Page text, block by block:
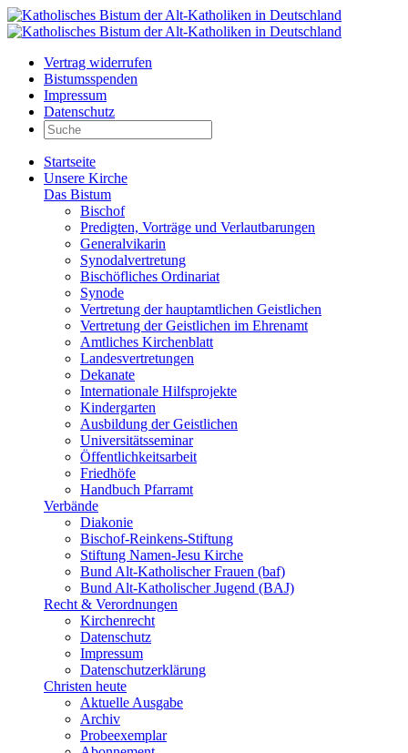
Vertrag widerrufen
Bistumsspenden
Impressum
Datenschutz
Startseite
Unsere Kirche
Das Bistum
Bischof
Predigten, Vorträge und Verlautbarungen
Generalvikarin
Synodalvertretung
Bischöfliches Ordinariat
Synode
Vertretung der hauptamtlichen Geistlichen
Vertretung der Geistlichen im Ehrenamt
Amtliches Kirchenblatt
Landesvertretungen
Dekanate
Internationale Hilfsprojekte
Kindergarten
Ausbildung der Geistlichen
Universitätsseminar
Öffentlichkeitsarbeit
Friedhöfe
Handbuch Pfarramt
Verbände
Diakonie
Bischof-Reinkens-Stiftung
Stiftung Namen-Jesu Kirche
Bund Alt-Katholischer Frauen (baf)
Bund Alt-Katholischer Jugend (BAJ)
Recht & Verordnungen
Kirchenrecht
Datenschutz
Impressum
Datenschutzerklärung
Christen heute
Aktuelle Ausgabe
Archiv
Probeexemplar